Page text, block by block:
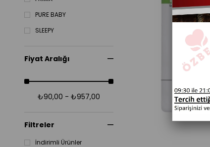
PURE BABY
SLEEPY
Fiyat Aralığı
₺90,00 - ₺957,00
Filtreler
İndirimli Ürünler